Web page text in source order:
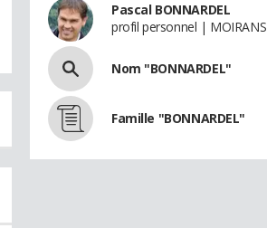
Pascal BONNARDEL
profil personnel | MOIRANS
Nom "BONNARDEL"
Famille "BONNARDEL"